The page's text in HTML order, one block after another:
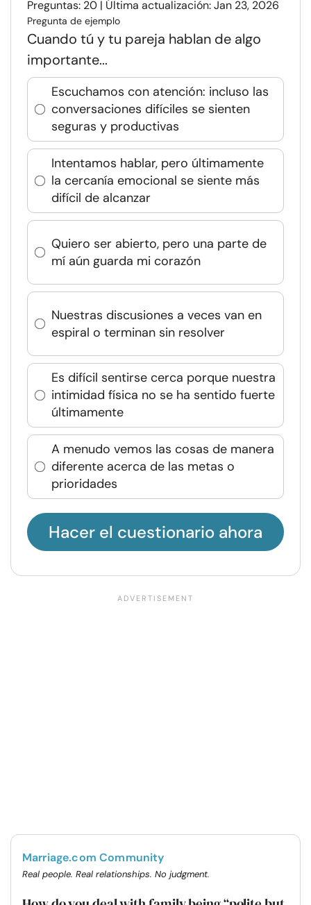
Preguntas: 20 | Última actualización: Jan 23, 2026
Pregunta de ejemplo
Cuando tú y tu pareja hablan de algo
importante...
Escuchamos con atención: incluso las
conversaciones difíciles se sienten
seguras y productivas
Intentamos hablar, pero últimamente
la cercanía emocional se siente más
difícil de alcanzar
Quiero ser abierto, pero una parte de
mí aún guarda mi corazón
Nuestras discusiones a veces van en
espiral o terminan sin resolver
Es difícil sentirse cerca porque nuestra
intimidad física no se ha sentido fuerte
últimamente
A menudo vemos las cosas de manera
diferente acerca de las metas o
prioridades
Hacer el cuestionario ahora
Marriage.com Community
Real people. Real relationships. No judgment.